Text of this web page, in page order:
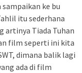
ke bu
itu sederhana
artinya Tiada Tuhan
film seperti ini kita
dimana balik lagi
ada di film